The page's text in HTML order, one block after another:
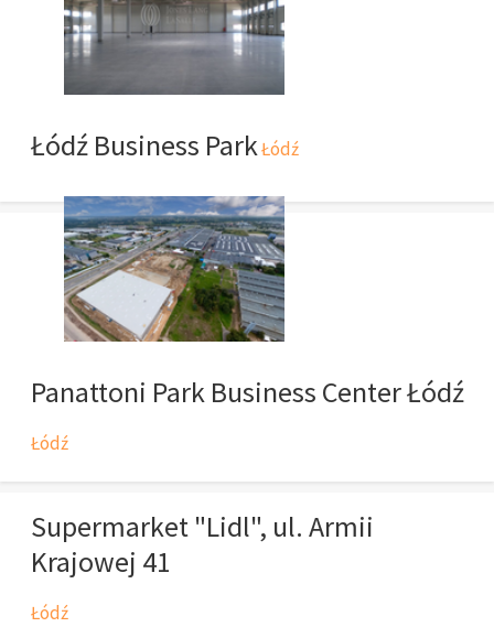
Łódź Business ParkŁódź
Panattoni Park Business Center Łódź
Łódź
Supermarket "Lidl", ul. Armii
Krajowej 41
Łódź